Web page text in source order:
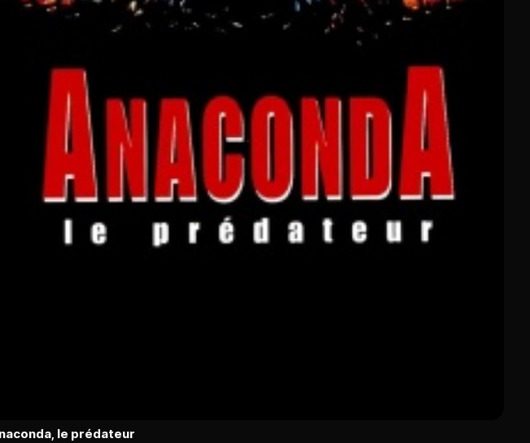
le prédateur